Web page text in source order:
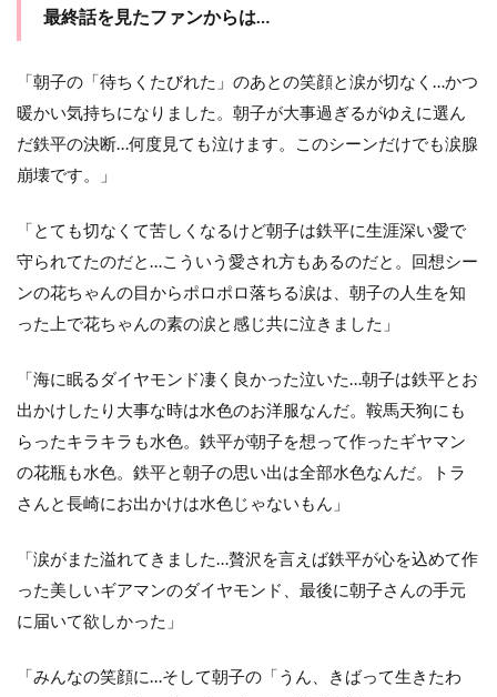
最終話を見たファンからは…
「朝子の「待ちくたびれた」のあとの笑顔と涙が切なく…かつ
暖かい気持ちになりました。朝子が大事過ぎるがゆえに選ん
だ鉄平の決断…何度見ても泣けます。このシーンだけでも涙腺
崩壊です。」
「とても切なくて苦しくなるけど朝子は鉄平に生涯深い愛で
守られてたのだと…こういう愛され方もあるのだと。回想シー
ンの花ちゃんの目からポロポロ落ちる涙は、朝子の人生を知
った上で花ちゃんの素の涙と感じ共に泣きました」
「海に眠るダイヤモンド凄く良かった泣いた…朝子は鉄平とお
出かけしたり大事な時は水色のお洋服なんだ。鞍馬天狗にも
らったキラキラも水色。鉄平が朝子を想って作ったギヤマン
の花瓶も水色。鉄平と朝子の思い出は全部水色なんだ。トラ
さんと長崎にお出かけは水色じゃないもん」
「涙がまた溢れてきました…贅沢を言えば鉄平が心を込めて作
った美しいギアマンのダイヤモンド、最後に朝子さんの手元
に届いて欲しかった」
「みんなの笑顔に…そして朝子の「うん、きばって生きたわ